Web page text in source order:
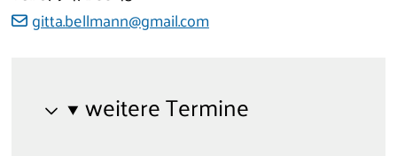
gitta.bellmann@gmail.com
weitere Termine